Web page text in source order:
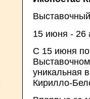
15 июня - 26
С 15 июня по
уникальная
Кирилло-